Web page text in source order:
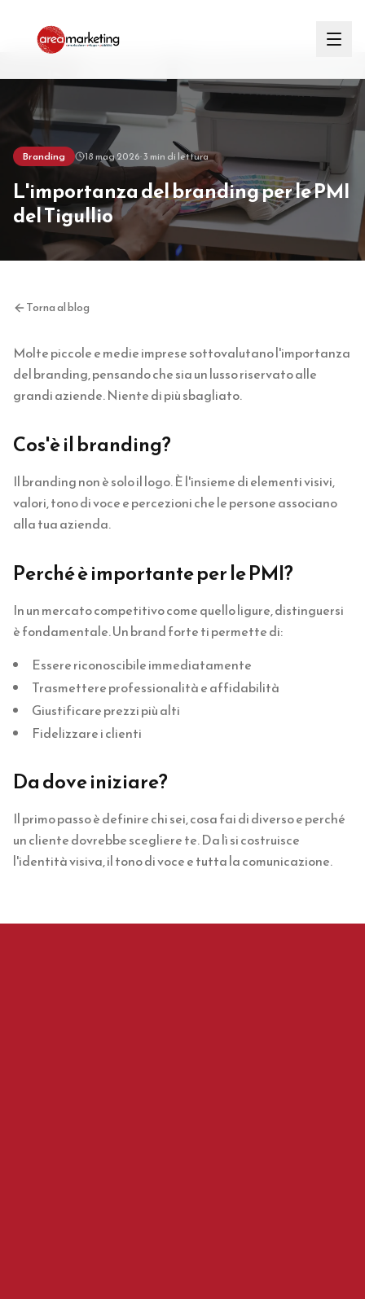
Branding 18 mag 2026· 3 min di lettura
L'importanza del branding per le PMI
del Tigullio
Torna al blog
Molte piccole e medie imprese sottovalutano l'importanza
del branding, pensando che sia un lusso riservato alle
grandi aziende. Niente di più sbagliato.
Cos'è il branding?
Il branding non è solo il logo. È l'insieme di elementi visivi,
valori, tono di voce e percezioni che le persone associano
alla tua azienda.
Perché è importante per le PMI?
In un mercato competitivo come quello ligure, distinguersi
è fondamentale. Un brand forte ti permette di:
Essere riconoscibile immediatamente
Trasmettere professionalità e affidabilità
Giustificare prezzi più alti
Fidelizzare i clienti
Da dove iniziare?
Il primo passo è definire chi sei, cosa fai di diverso e perché
un cliente dovrebbe scegliere te. Da lì si costruisce
l'identità visiva, il tono di voce e tutta la comunicazione.